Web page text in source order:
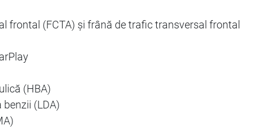
frontal (FCTA) și frână de trafic transversal frontal
(HBA)
(LDA)